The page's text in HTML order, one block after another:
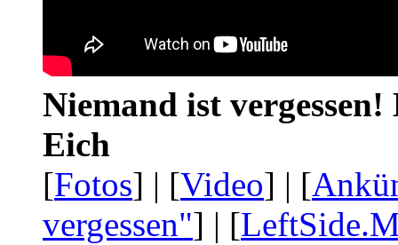
Niemand ist
Eich
[Fotos] | [Video] | [
vergessen"] | [